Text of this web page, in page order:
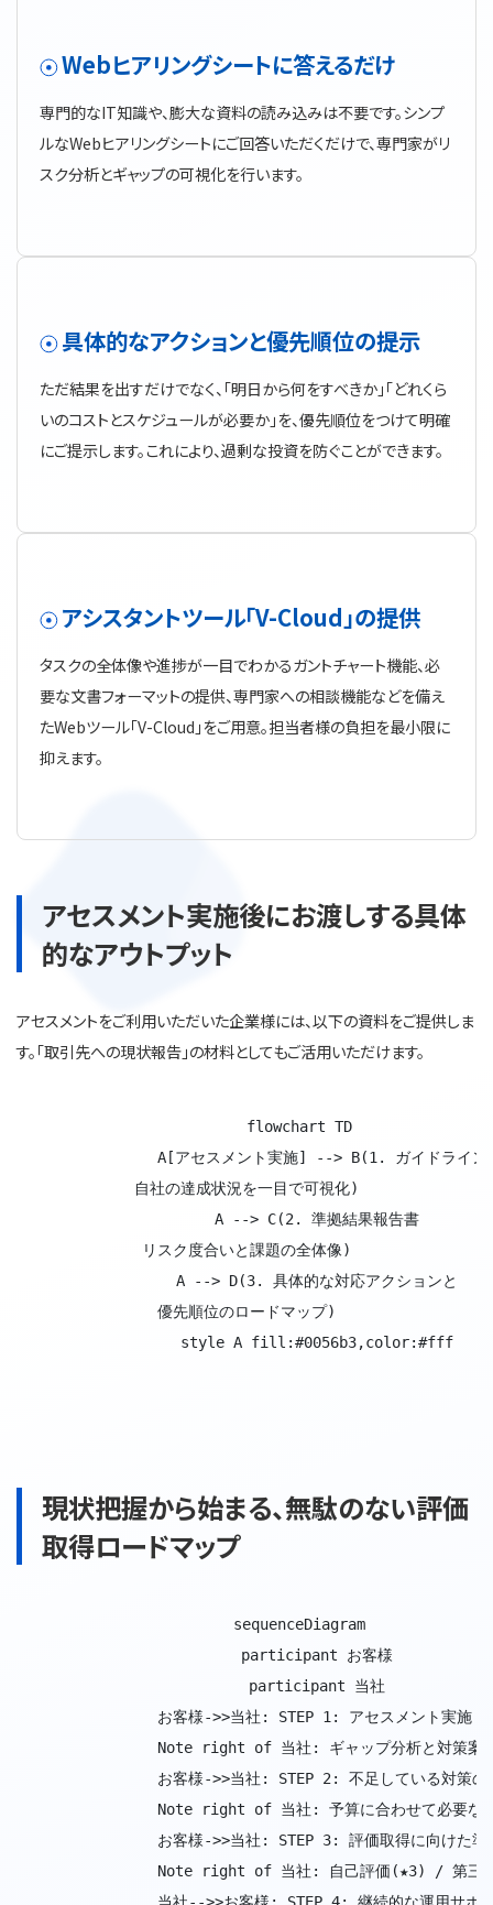
Webヒアリングシートに答えるだけ
専門的なIT知識や、膨大な資料の読み込みは不要です。シンプ
ルなWebヒアリングシートにご回答いただくだけで、専門家がリ
スク分析とギャップの可視化を行います。
具体的なアクションと優先順位の提示
ただ結果を出すだけでなく、「明日から何をすべきか」「どれくら
いのコストとスケジュールが必要か」を、優先順位をつけて明確
にご提示します。これにより、過剰な投資を防ぐことができます。
アシスタントツール「V-Cloud」の提供
タスクの全体像や進捗が一目でわかるガントチャート機能、必
要な文書フォーマットの提供、専門家への相談機能などを備え
たWebツール「V-Cloud」をご用意。担当者様の負担を最小限に
抑えます。
アセスメント実施後にお渡しする具体
的なアウトプット
アセスメントをご利用いただいた企業様には、以下の資料をご提供しま
す。「取引先への現状報告」の材料としてもご活用いただけます。
            flowchart TD
A[アセスメント実施] --> B(1. ガイドライン
自社の達成状況を一目で可視化)
                A --> C(2. 準拠結果報告書
リスク度合いと課題の全体像)
                A --> D(3. 具体的な対応アクションと
優先順位のロードマップ)
                style A fill:#0056b3,color:#fff
現状把握から始まる、無駄のない評価
取得ロードマップ
            sequenceDiagram
                participant お客様
                participant 当社
お客様->>当社: STEP 1: アセスメント実施
Note right of 当社: ギャップ分析と対策案
お客様->>当社: STEP 2: 不足している対策の
Note right of 当社: 予算に合わせて必要な
お客様->>当社: STEP 3: 評価取得に向けた準
Note right of 当社: 自己評価(★3) / 第三